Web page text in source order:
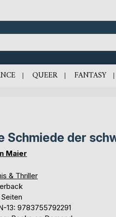
QUEER FANTASY
Schmiede der
Maier
& Thriller
13: 9783755792291